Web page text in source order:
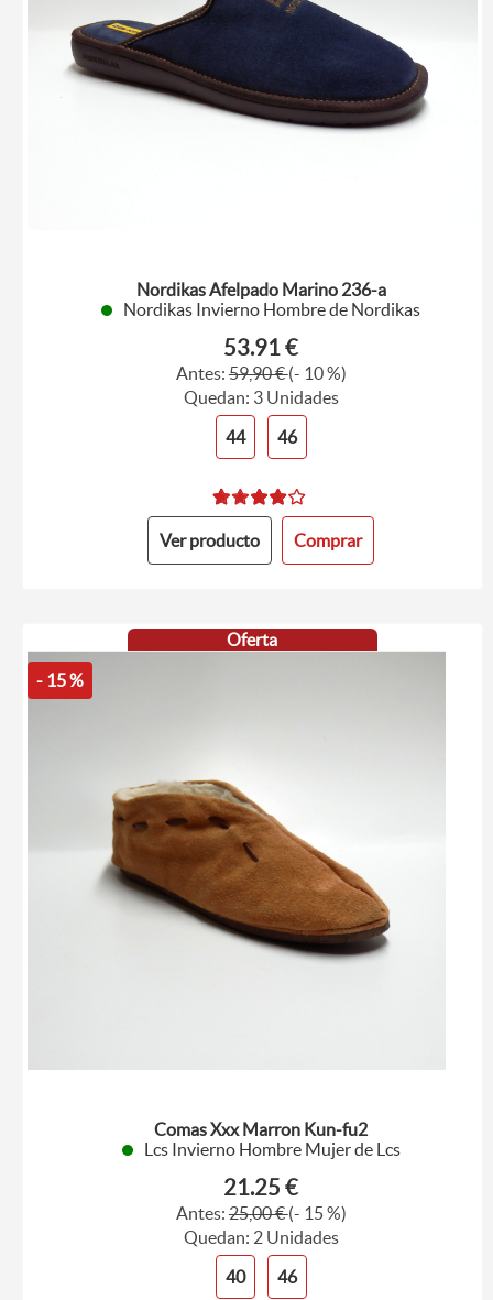
Nordikas Afelpado Marino 236-a
Nordikas Invierno Hombre de Nordikas
53.91 €
Antes:59,90 €(- 10 %)
Quedan: 3 Unidades
44
46
Ver producto Comprar
Oferta
- 15 %
Comas Xxx Marron Kun-fu2
Lcs Invierno Hombre Mujer de Lcs
21.25 €
Antes:25,00 €(- 15 %)
Quedan: 2 Unidades
40
46